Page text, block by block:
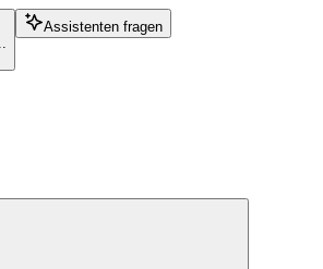
Assistenten fragen